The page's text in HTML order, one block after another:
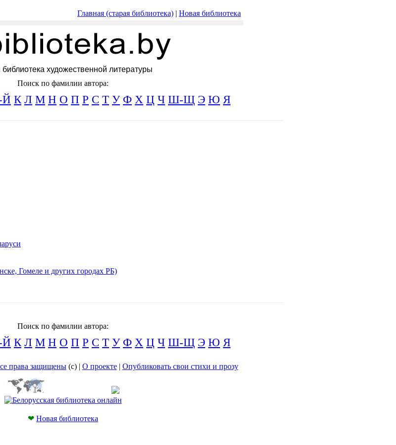
Главная (старая библиотека) | Новая библиотека
художественной литературы
Поиск по фамилии автора:
Й К Л М Н О П Р С Т У Ф Х Ц Ч Ш-Щ Э Ю Я
Гомеле и других городах РБ)
Поиск по фамилии автора:
Й К Л М Н О П Р С Т У Ф Х Ц Ч Ш-Щ Э Ю Я
права защищены(с) | О проекте| Опубликовать свои стихи и прозу
❤ Новая библиотека